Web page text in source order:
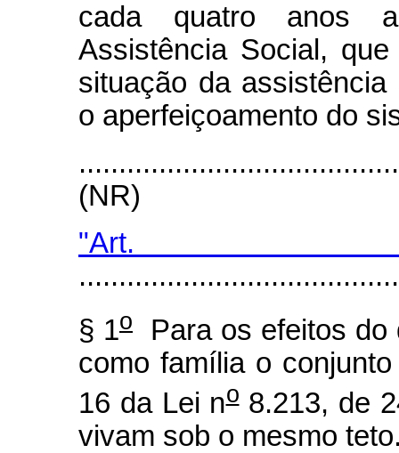
cada quatro anos
Assistência Social,
situação da
o aperfeiçoamento do
(NR)
"Art.
§ 1o
Para os efeitos
como família o
16 da Lei no8.213, de
vivam sob o mesmo